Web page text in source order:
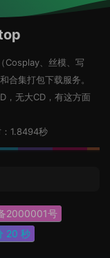
Cosplay、丝模、写
合集打包下载服务。
，无大CD，有这方面
1.8494秒
2000001号
21 秒